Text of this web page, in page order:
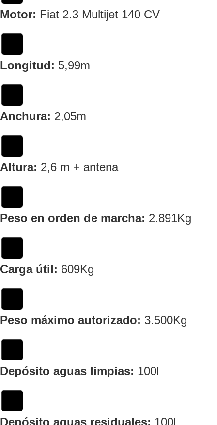
Motor: Fiat 2.3 Multijet 140 CV
Longitud: 5,99m
Anchura: 2,05m
Altura: 2,6 m + antena
Peso en orden de marcha: 2.891Kg
Carga útil: 609Kg
Peso máximo autorizado: 3.500Kg
Depósito aguas limpias: 100l
Depósito aguas residuales: 100l